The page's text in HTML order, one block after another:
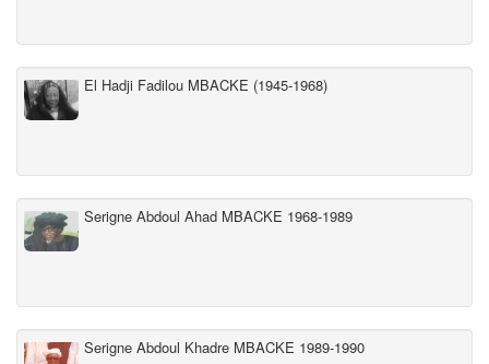
El Hadji Fadilou MBACKE (1945-1968)
Serigne Abdoul Ahad MBACKE 1968-1989
Serigne Abdoul Khadre MBACKE 1989-1990